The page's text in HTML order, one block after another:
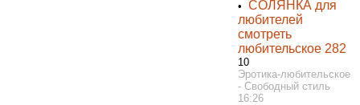
•СОЛЯНКА для
любителей
смотреть
любительское 282
10
Эротика-любительское
- Свободный стиль
16:26